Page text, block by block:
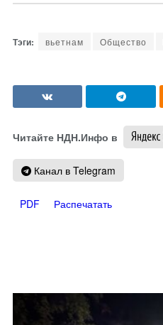
вьетнам Общество
Читайте НДН.Инфо в
Канал в Telegram
PDF Распечатать